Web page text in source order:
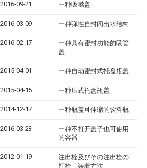
2016-09-21 一种吸嘴盖
2016-03-09 一种弹性自封闭出水结构
2016-02-17
一种具有密封功能的吸管
盖
2015-04-01 一种自动密封式托盘瓶盖
2015-04-15 一种压式托盘瓶盖
2014-12-17 一种瓶盖可伸缩的饮料瓶
2016-03-23
一种不打开盖子也可使用
的容器
2012-01-19
注出栓及びその注出栓の
打栓、装着方法